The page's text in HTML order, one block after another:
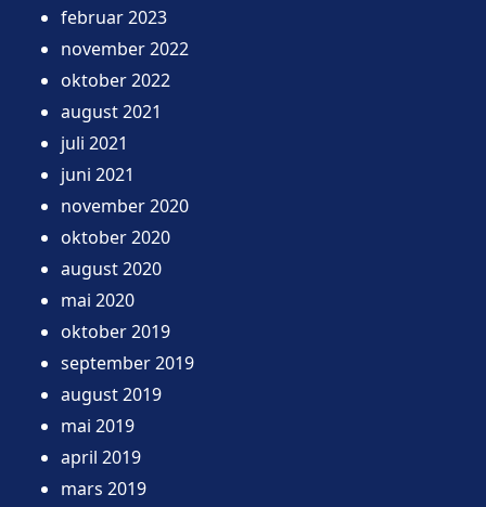
februar 2023
november 2022
oktober 2022
august 2021
juli 2021
juni 2021
november 2020
oktober 2020
august 2020
mai 2020
oktober 2019
september 2019
august 2019
mai 2019
april 2019
mars 2019